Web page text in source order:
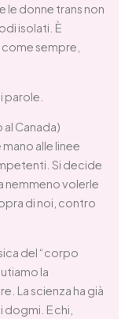
le donne trans non
isolati. È
come sempre,
parole.
Canada)
alle linee
Si decide
nemmeno volerle
di noi, contro
del “corpo
la
La scienza ha già
E chi,